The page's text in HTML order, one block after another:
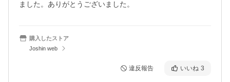
ました。ありがとうございました。
購入したストア
Joshin web
違反報告 いいね 3